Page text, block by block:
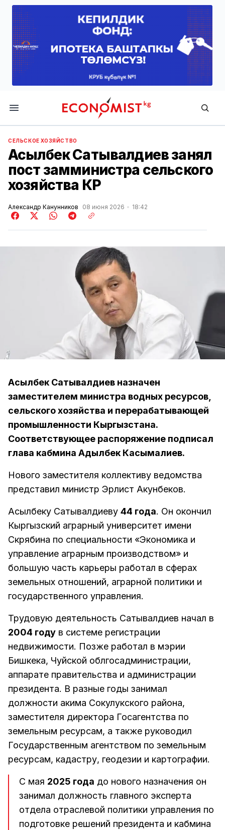
Economist.kg
СЕЛЬСКОЕ ХОЗЯЙСТВО
Асылбек Сатывалдиев занял
пост замминистра сельского
хозяйства КР
Александр Канунников 08 июня 2026 18:42
Асылбек Сатывалдиев назначен
заместителем министра водных ресурсов,
сельского хозяйства и перерабатывающей
промышленности Кыргызстана.
Соответствующее распоряжение подписал
глава кабмина Адылбек Касымалиев.
Нового заместителя коллективу ведомства
представил министр Эрлист Акунбеков.
Асылбеку Сатывалдиеву 44 года. Он окончил
Кыргызский аграрный университет имени
Скрябина по специальности «Экономика и
управление аграрным производством» и
большую часть карьеры работал в сферах
земельных отношений, аграрной политики и
государственного управления.
Трудовую деятельность Сатывалдиев начал в
2004 году в системе регистрации
недвижимости. Позже работал в мэрии
Бишкека, Чуйской облгосадминистрации,
аппарате правительства и администрации
президента. В разные годы занимал
должности акима Сокулукского района,
заместителя директора Госагентства по
земельным ресурсам, а также руководил
Государственным агентством по земельным
ресурсам, кадастру, геодезии и картографии.
С мая 2025 года до нового назначения он
занимал должность главного эксперта
отдела отраслевой политики управления по
подготовке решений президента и кабмина